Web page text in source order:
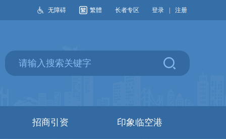
无障碍 繁體 长者专区 登录 注册
招商引资 印象临空港